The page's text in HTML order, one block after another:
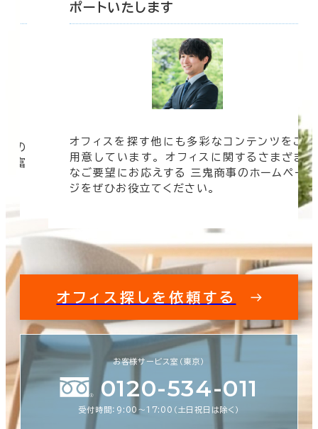
の
豊富
ポートいたします
オフィスを探す他にも多彩なコンテンツをご
用意しています。 オフィスに関するさまざま
なご要望にお応えする 三鬼商事のホームペー
ジをぜひお役立てください。
オフィス探しを依頼する
お客様サービス室（東京）
0120-534-011
受付時間：9:00〜17:00（土日祝日は除く）